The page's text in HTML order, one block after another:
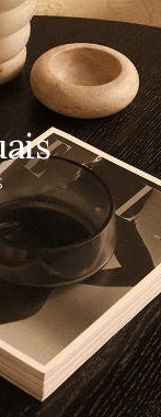
Pais